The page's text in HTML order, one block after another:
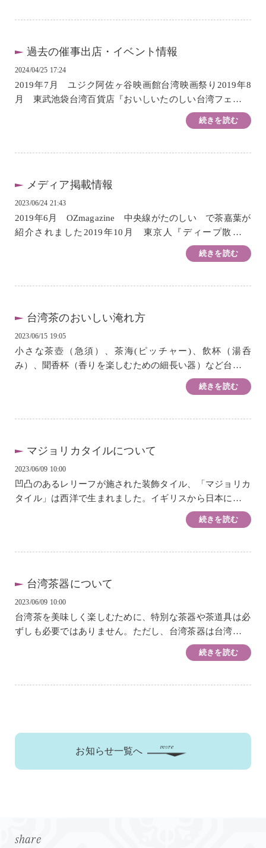
過去の催事出店・イベント情報
2024/04/25 17:24
2019年7月 ユジク阿佐ヶ谷映画館台湾映画祭り2019年8
月 東武池袋台湾百貨店『おいしいたのしい台湾フェア』
2019年9月 杉並区『まるごと台湾フェア』2019年8〜10
月 老屋顏 x 茶嘉葉『台湾築跡展』2020年2月 ...
続きを読む
メディア掲載情報
2023/06/24 21:43
2019年6月 OZmagazine 中央線がたのしい で茶嘉葉が
紹介されました2019年10月 東京人『ディープ散歩台
北』 写真家の川島小鳥さんと作家の張維中さんが茶嘉葉
で対談しました2019年11月 散歩の達人『お茶とあ...
続きを読む
台湾茶のおいしい淹れ方
2023/06/15 19:05
小さな茶壺（急須）、茶海(ピッチャー)、飲杯（湯呑
み）、聞香杯（香りを楽しむための細長い器）など台湾式
の道具でお茶を淹れる方法を紹介します。台湾茶器はお茶
の味や香りを最大限に引き出す道具。どうぞマナ...
続きを読む
マジョリカタイルについて
2023/06/09 10:00
凹凸のあるレリーフが施された装飾タイル、「マジョリカ
タイル」は西洋で生まれました。イギリスから日本に伝わ
り、大正時代から昭和初期にかけて、熟練した職人による
手作業で生産されたタイルは、日本国内より...
続きを読む
台湾茶器について
2023/06/09 10:00
台湾茶を美味しく楽しむために、特別な茶器や茶道具は必
ずしも必要ではありません。ただし、台湾茶器は台湾茶の
魅力を最大限に引き出すために進化し、効率的な道具とし
て設計されています。ご自身の好みやスタイ...
続きを読む
お知らせ一覧へ
share